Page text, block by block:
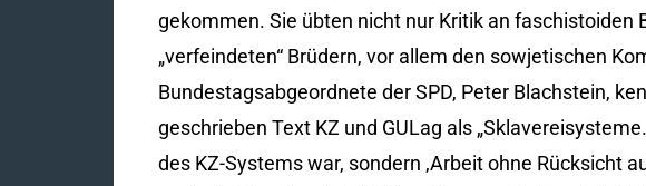
gekommen. Sie übten nicht nur Kritik an
„verfeindeten“ Brüdern, vor allem den sowjetischen
Bundestagsabgeordnete der SPD, Peter Blachstein,
geschrieben Text KZ und GULag als
des KZ-Systems war, sondern ‚Arbeit ohne Rücksicht